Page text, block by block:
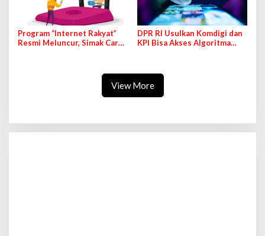
Program “Internet Rakyat”
Resmi Meluncur, Simak Cara
DPR RI Usulkan Komdigi dan
KPI Bisa Akses Algoritma
View More